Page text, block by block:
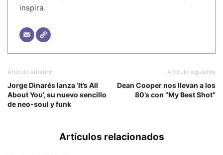
inspira.
Artículo anterior
Jorge Dinarés lanza ‘It’s All
About You’, su nuevo sencillo
de neo-soul y funk
Artículo siguiente
Dean Cooper nos llevan a los
80’s con “My Best Shot”
Artículos relacionados